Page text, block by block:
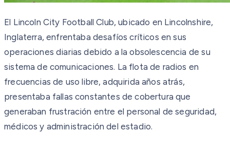
El Lincoln City Football Club, ubicado en Lincolnshire,
Inglaterra, enfrentaba desafíos críticos en sus
operaciones diarias debido a la obsolescencia de su
sistema de comunicaciones. La flota de radios en
frecuencias de uso libre, adquirida años atrás,
presentaba fallas constantes de cobertura que
generaban frustración entre el personal de seguridad,
médicos y administración del estadio.